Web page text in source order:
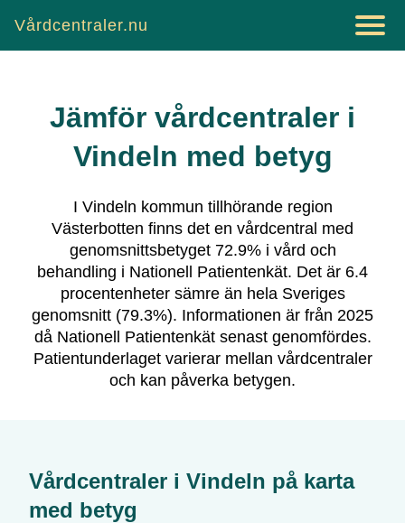
Vårdcentraler.nu
Jämför vårdcentraler i
Vindeln med betyg
I Vindeln kommun tillhörande region
Västerbotten finns det en vårdcentral med
genomsnittsbetyget 72.9% i vård och
behandling i Nationell Patientenkät. Det är 6.4
procentenheter sämre än hela Sveriges
genomsnitt (79.3%). Informationen är från 2025
då Nationell Patientenkät senast genomfördes.
Patientunderlaget varierar mellan vårdcentraler
och kan påverka betygen.
Vårdcentraler i Vindeln på karta
med betyg